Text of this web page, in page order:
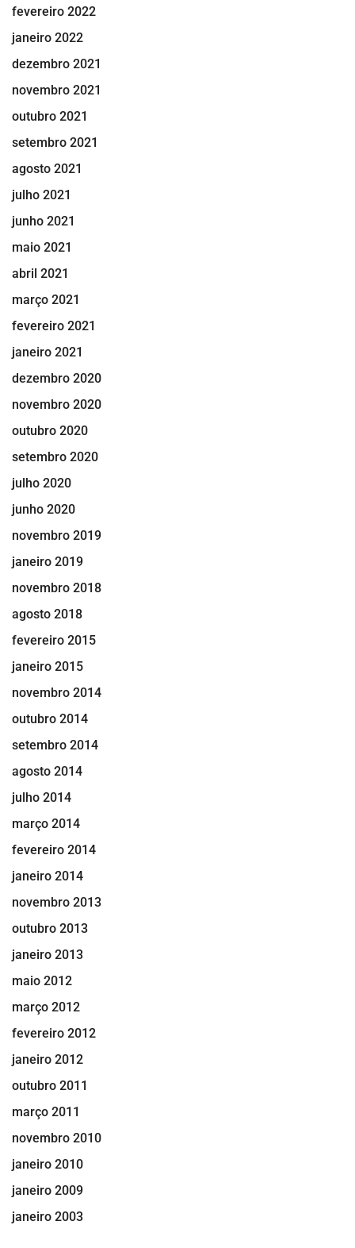
fevereiro 2022
janeiro 2022
dezembro 2021
novembro 2021
outubro 2021
setembro 2021
agosto 2021
julho 2021
junho 2021
maio 2021
abril 2021
março 2021
fevereiro 2021
janeiro 2021
dezembro 2020
novembro 2020
outubro 2020
setembro 2020
julho 2020
junho 2020
novembro 2019
janeiro 2019
novembro 2018
agosto 2018
fevereiro 2015
janeiro 2015
novembro 2014
outubro 2014
setembro 2014
agosto 2014
julho 2014
março 2014
fevereiro 2014
janeiro 2014
novembro 2013
outubro 2013
janeiro 2013
maio 2012
março 2012
fevereiro 2012
janeiro 2012
outubro 2011
março 2011
novembro 2010
janeiro 2010
janeiro 2009
janeiro 2003